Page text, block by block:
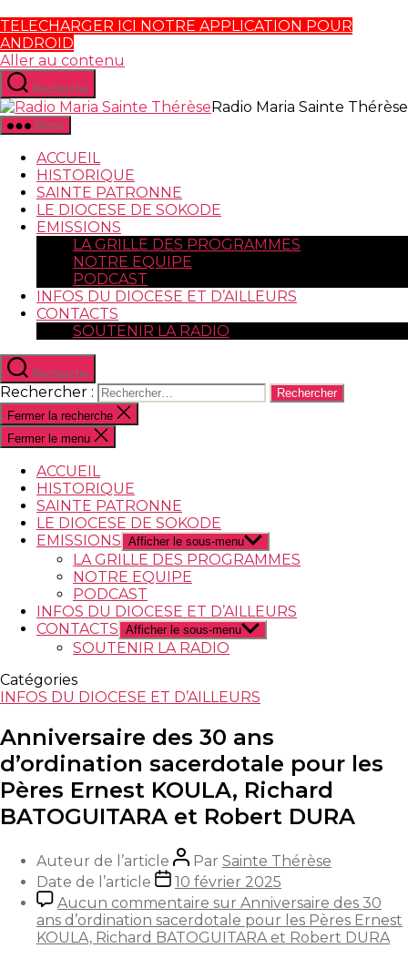
TELECHARGER ICI NOTRE APPLICATION POUR
ANDROID
Aller au contenu
Recherche
Radio Maria Sainte Thérèse
Menu
ACCUEIL
HISTORIQUE
SAINTE PATRONNE
LE DIOCESE DE SOKODE
EMISSIONS
LA GRILLE DES PROGRAMMES
NOTRE EQUIPE
PODCAST
INFOS DU DIOCESE ET D’AILLEURS
CONTACTS
SOUTENIR LA RADIO
Recherche
Rechercher :
Fermer la recherche
Fermer le menu
ACCUEIL
HISTORIQUE
SAINTE PATRONNE
LE DIOCESE DE SOKODE
EMISSIONS Afficher le sous-menu
LA GRILLE DES PROGRAMMES
NOTRE EQUIPE
PODCAST
INFOS DU DIOCESE ET D’AILLEURS
CONTACTS Afficher le sous-menu
SOUTENIR LA RADIO
Catégories
INFOS DU DIOCESE ET D’AILLEURS
Anniversaire des 30 ans
d’ordination sacerdotale pour les
Pères Ernest KOULA, Richard
BATOGUITARA et Robert DURA
Auteur de l’article Par Sainte Thérèse
Date de l’article
10 février 2025
Aucun commentaire sur Anniversaire des 30
ans d’ordination sacerdotale pour les Pères Ernest
KOULA, Richard BATOGUITARA et Robert DURA